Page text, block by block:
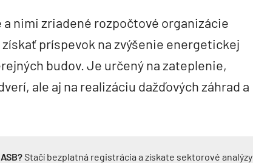
a nimi zriadené rozpočtové organizácie
príspevok na zvýšenie energetickej
budov. Je určený na zateplenie,
ale aj na realizáciu dažďových záhrad a
Stačí bezplatná registrácia a získate sektorové analýzy